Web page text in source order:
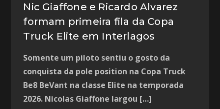
Nic Giaffone e Ricardo Alvarez
formam primeira fila da Copa
Truck Elite em Interlagos
Somente um piloto sentiu o gosto da
conquista da pole position na Copa Truck
Be8 BeVant na classe Elite na temporada
2026. Nicolas Giaffone largou […]